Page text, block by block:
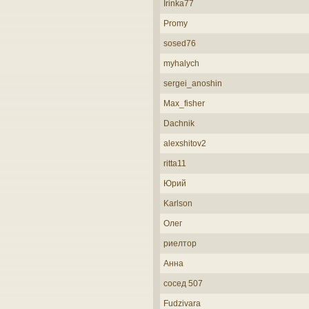
Irinka77
Promy
sosed76
myhalych
sergei_anoshin
Max_fisher
Dachnik
alexshitov2
ritta11
Юрий
Karlson
Олег
риелтор
Анна
сосед 507
Fudzivara